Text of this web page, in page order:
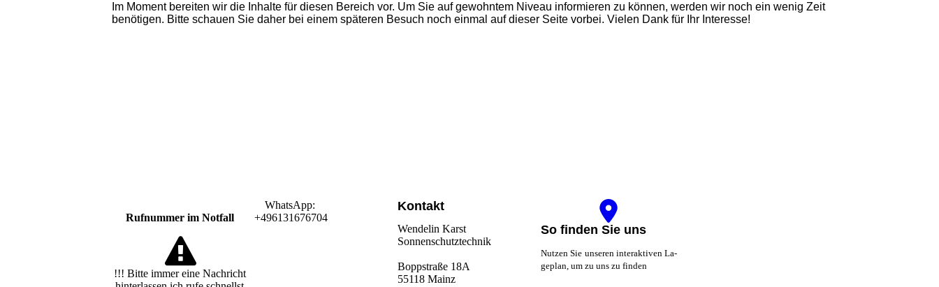
Im Moment bereiten wir die Inhalte für diesen Bereich vor. Um Sie auf gewohntem Niveau informieren zu können, werden wir noch ein wenig Zeit
benötigen. Bitte schauen Sie daher bei einem späteren Besuch noch einmal auf dieser Seite vorbei. Vielen Dank für Ihr Interesse!
Rufnummer im Notfall
!!! Bitte immer eine Nachricht
WhatsApp:
+496131676704
Kontakt
Wendelin Karst
Sonnenschutztechnik
Boppstraße 18A
55118 Mainz
So finden Sie uns
Nutzen Sie unseren interaktiven La­
ge­plan, um zu uns zu finden